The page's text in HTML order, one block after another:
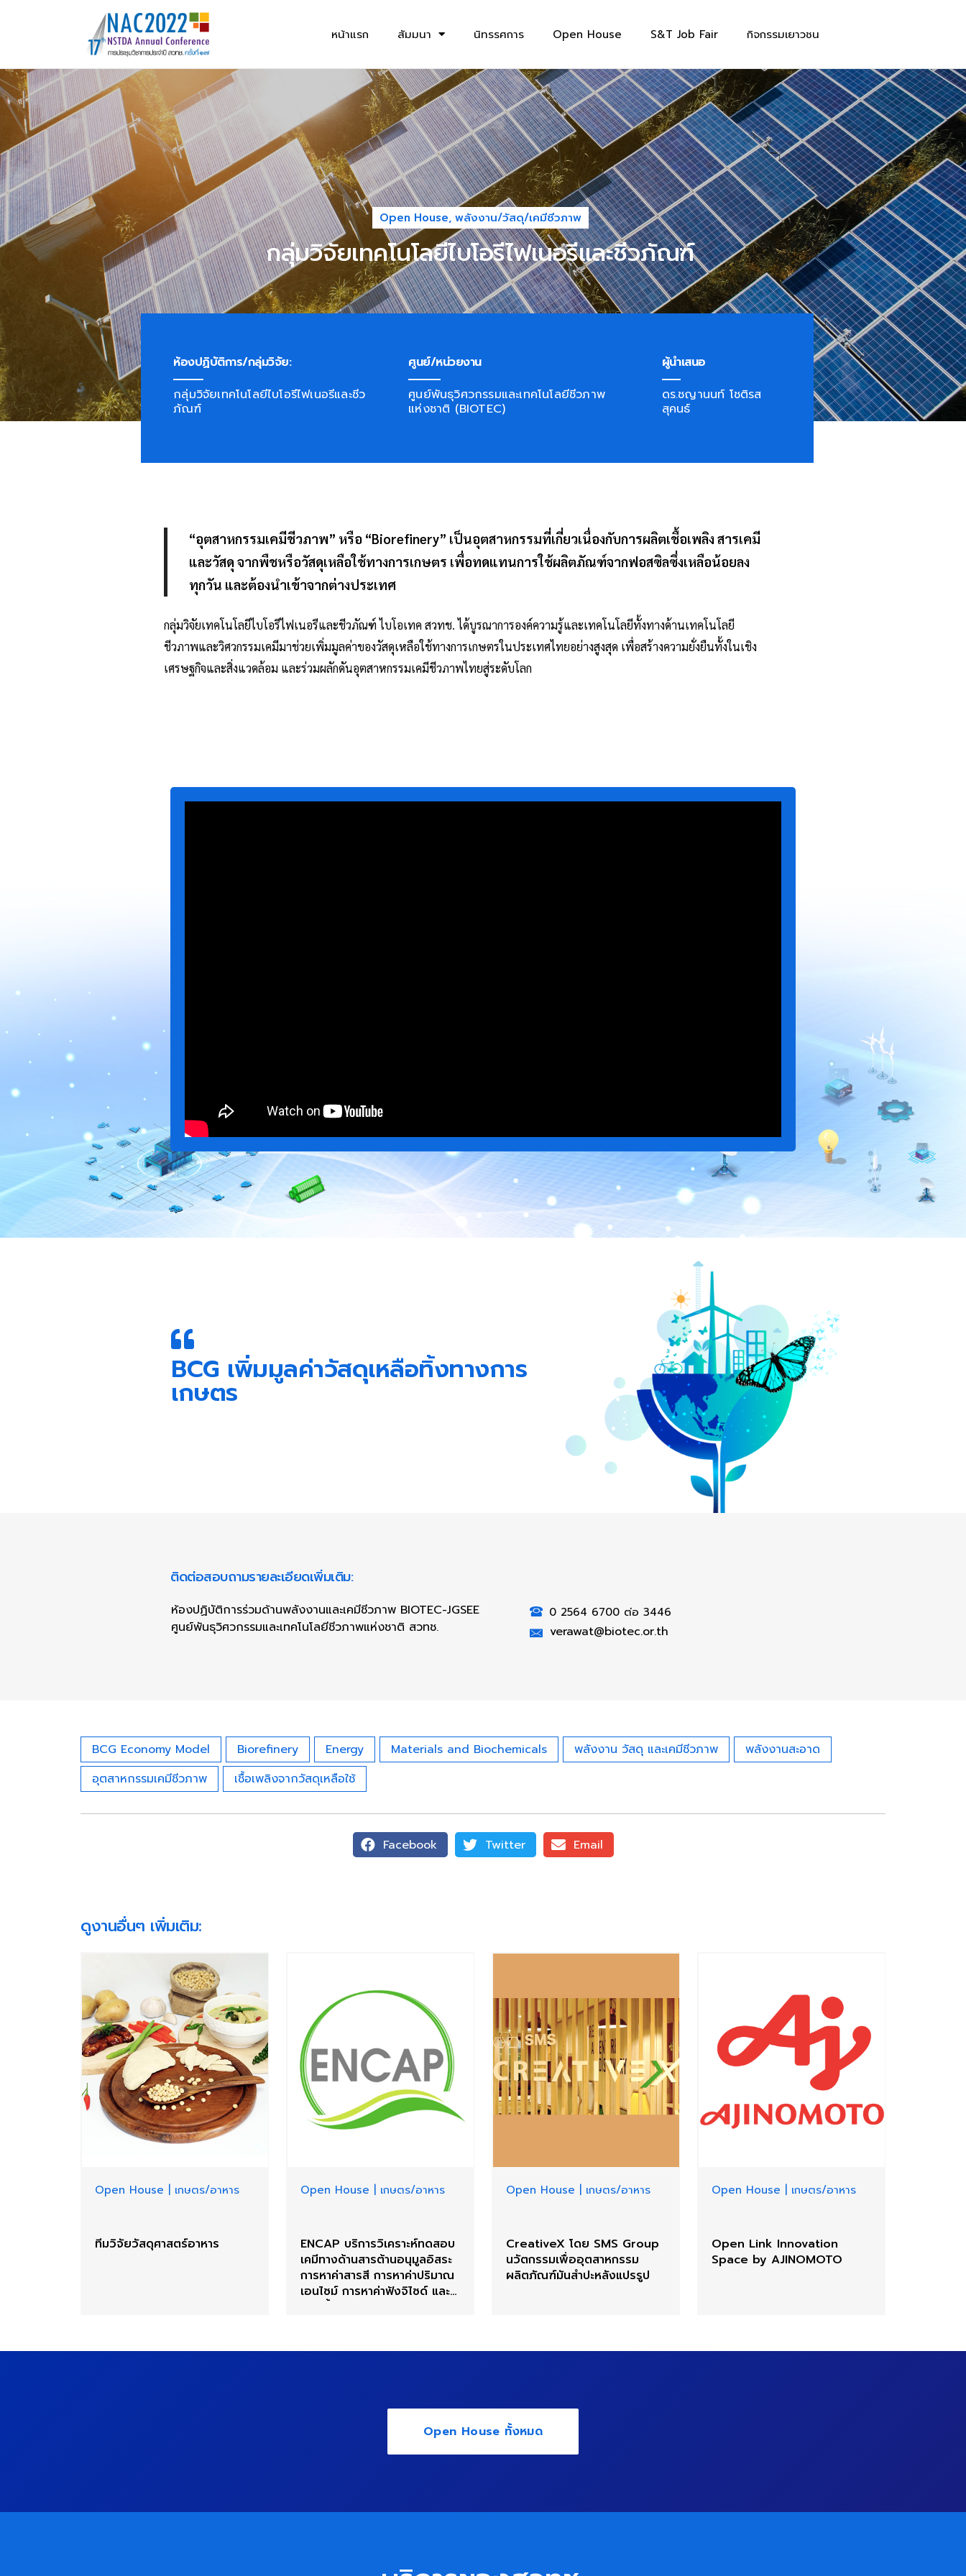
หน้าแรก สัมมนา นิทรรศการ Open House S&T Job Fair กิจกรรมเยาวชน
Open House, พลังงาน/วัสดุ/เคมีชีวภาพ
กลุ่มวิจัยเทคโนโลยีไบโอรีไฟเนอรีและชีวภัณฑ์
ห้องปฏิบัติการ/กลุ่มวิจัย:
กลุ่มวิจัยเทคโนโลยีไบโอรีไฟเนอรีและชีว
ภัณฑ์
ศูนย์/หน่วยงาน
ศูนย์พันธุวิศวกรรมและเทคโนโลยีชีวภาพ
แห่งชาติ (BIOTEC)
ผู้นำเสนอ
ดร.ชญานนท์ โชติรส
สุคนธ์
“อุตสาหกรรมเคมีชีวภาพ” หรือ “Biorefinery” เป็นอุตสาหกรรมที่เกี่ยวเนื่องกับการผลิตเชื้อเพลิง สารเคมี
และวัสดุ จากพืชหรือวัสดุเหลือใช้ทางการเกษตร เพื่อทดแทนการใช้ผลิตภัณฑ์จากฟอสซิลซึ่งเหลือน้อยลง
ทุกวัน และต้องนำเข้าจากต่างประเทศ
กลุ่มวิจัยเทคโนโลยีไบโอรีไฟเนอรีและชีวภัณฑ์ ไบโอเทค สวทช. ได้บูรณาการองค์ความรู้และเทคโนโลยีทั้งทางด้านเทคโนโลยี
ชีวภาพและวิศวกรรมเคมีมาช่วยเพิ่มมูลค่าของวัสดุเหลือใช้ทางการเกษตรในประเทศไทยอย่างสูงสุด เพื่อสร้างความยั่งยืนทั้งในเชิง
เศรษฐกิจและสิ่งแวดล้อม และร่วมผลักดันอุตสาหกรรมเคมีชีวภาพไทยสู่ระดับโลก
BCG เพิ่มมูลค่าวัสดุเหลือทิ้งทางการ
เกษตร
ติดต่อสอบถามรายละเอียดเพิ่มเติม:
ห้องปฏิบัติการร่วมด้านพลังงานและเคมีชีวภาพ BIOTEC-JGSEE
ศูนย์พันธุวิศวกรรมและเทคโนโลยีชีวภาพแห่งชาติ สวทช.
0 2564 6700 ต่อ 3446
verawat@biotec.or.th
BCG Economy Model Biorefinery Energy Materials and Biochemicals พลังงาน วัสดุ และเคมีชีวภาพ
พลังงานสะอาด
อุตสาหกรรมเคมีชีวภาพ
เชื้อเพลิงจากวัสดุเหลือใช้
Facebook Twitter Email
ดูงานอื่นๆ เพิ่มเติม:
Open House เกษตร/อาหาร
ทีมวิจัยวัสดุศาสตร์อาหาร
Open House เกษตร/อาหาร
ENCAP บริการวิเคราะห์ทดสอบ
เคมีทางด้านสารต้านอนุมูลอิสระ
การหาค่าสารสี การหาค่าปริมาณ
เอนไซม์ การหาค่าฟังจิไซด์ และ
Open House เกษตร/อาหาร
CreativeX โดย SMS Group
นวัตกรรมเพื่ออุตสาหกรรม
ผลิตภัณฑ์มันสำปะหลังแปรรูป
Open House เกษตร/อาหาร
Open Link Innovation
Space by AJINOMOTO
Open House ทั้งหมด